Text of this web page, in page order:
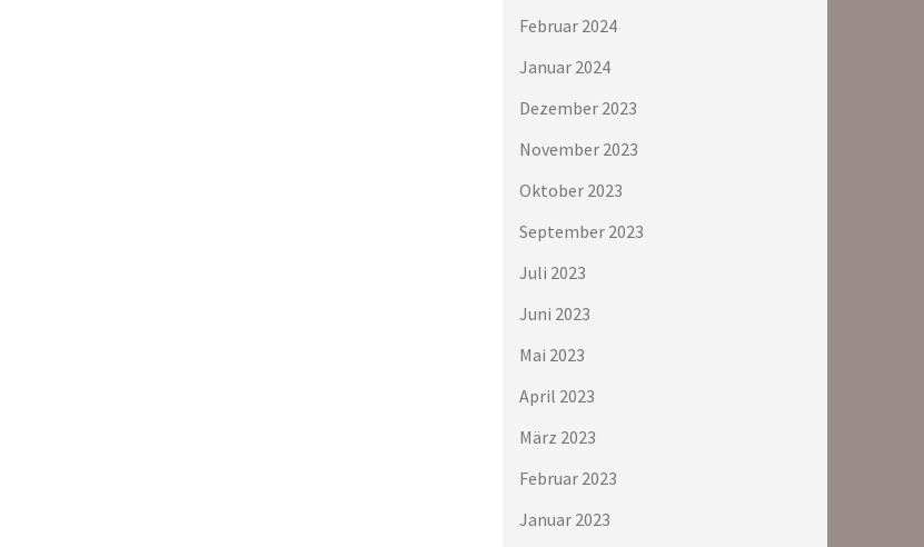
Februar 2024
Januar 2024
Dezember 2023
November 2023
Oktober 2023
September 2023
Juli 2023
Juni 2023
Mai 2023
April 2023
März 2023
Februar 2023
Januar 2023